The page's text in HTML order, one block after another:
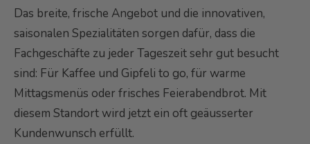
Das breite, frische Angebot und die innovativen,
saisonalen Spezialitäten sorgen dafür, dass die
Fachgeschäfte zu jeder Tageszeit sehr gut besucht
sind: Für Kaffee und Gipfeli to go, für warme
Mittagsmenüs oder frisches Feierabendbrot. Mit
diesem Standort wird jetzt ein oft geäusserter
Kundenwunsch erfüllt.